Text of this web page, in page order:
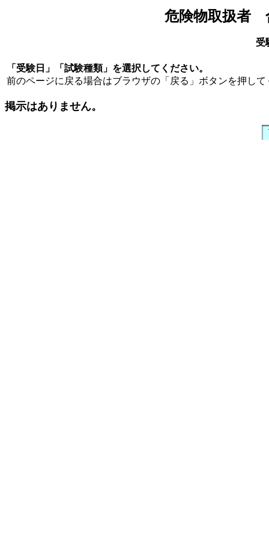
危険物取扱者
「受験日」「試験種類」を選択してください。
前のページに戻る場合はブラウザの「戻る」ボタンを押して
掲示はありません。